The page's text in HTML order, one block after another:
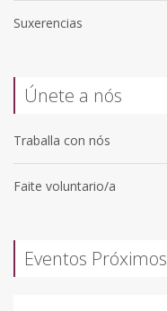
Suxerencias
Únete a nós
Traballa con nós
Faite voluntario/a
Eventos Próximos